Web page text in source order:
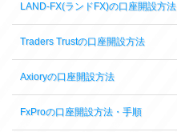
LAND-FX(ランドFX)の口座開設方法
Traders Trustの口座開設方法
Axioryの口座開設方法
FxProの口座開設方法・手順